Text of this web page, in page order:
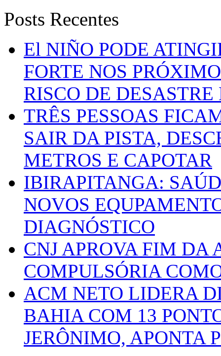
Posts Recentes
El NIÑO PODE
FORTE NOS
RISCO DE
TRÊS PESSOAS
SAIR DA PISTA,
METROS E CAPOTAR
IBIRAPITANGA:
NOVOS
DIAGNÓSTICO
CNJ APROVA FIM DA
COMPULSÓRIA
ACM NETO LIDERA
BAHIA COM 13
JERÔNIMO, APONTA